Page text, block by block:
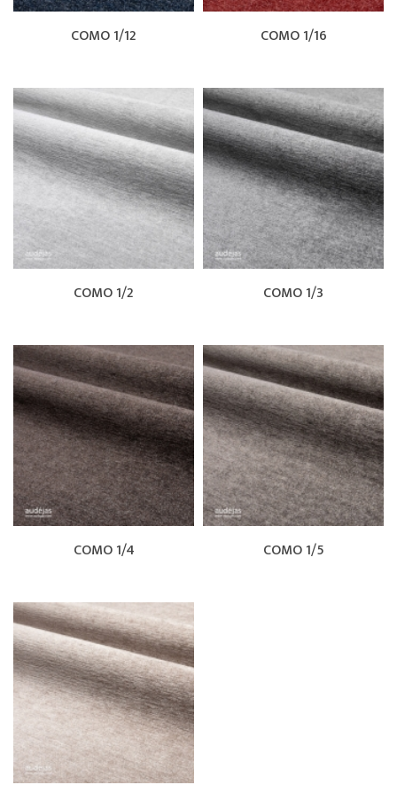
COMO 1/12 COMO 1/16
COMO 1/2 COMO 1/3
COMO 1/4 COMO 1/5